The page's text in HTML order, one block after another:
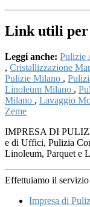
Link utili per
Leggi anche: Pulizie
, Cristallizzazione
Pulizie Milano ,
Linoleum Milano ,
Milano , Lavaggio
Zeme
IMPRESA DI
e di Uffici, Pulizia
Linoleum, Parquet e
Effettuiamo il servizio
Impresa di